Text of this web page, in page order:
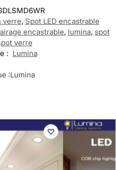
verre, Spot LED encastrable
encastrable, lumina, spot
verre
: Lumina
:Lumina